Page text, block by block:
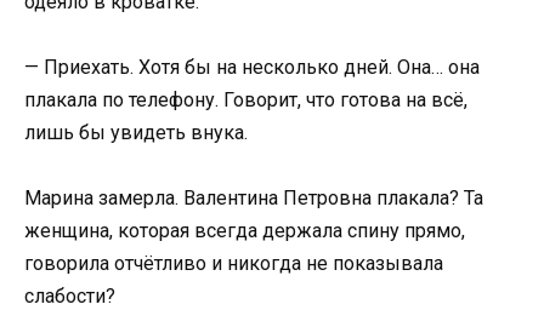
— Приехать. Хотя бы на несколько дней. Она… она
плакала по телефону. Говорит, что готова на всё,
лишь бы увидеть внука.
Марина замерла. Валентина Петровна плакала? Та
женщина, которая всегда держала спину прямо,
говорила отчётливо и никогда не показывала
слабости?